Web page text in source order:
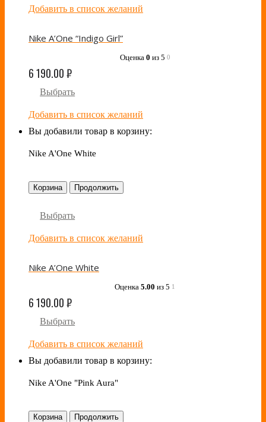
Добавить в список желаний
Nike A’One “Indigo Girl”
Оценка 0 из 5 0
6 190.00₽
Выбрать
Добавить в список желаний
Вы добавили товар в корзину:
Nike A'One White
Корзина Продолжить
Выбрать
Добавить в список желаний
Nike A’One White
Оценка 5.00 из 5 1
6 190.00₽
Выбрать
Добавить в список желаний
Вы добавили товар в корзину:
Nike A'One "Pink Aura"
Корзина Продолжить